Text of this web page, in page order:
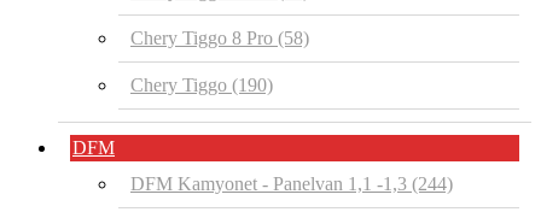
Chery Tiggo 8 Pro (58)
Chery Tiggo (190)
DFM
DFM Kamyonet - Panelvan 1,1 -1,3 (244)